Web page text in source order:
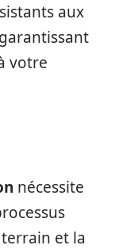
aux
votre
nécessite
et la